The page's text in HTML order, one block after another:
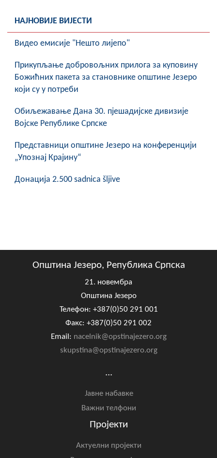
НАЈНОВИЈЕ ВИЈЕСТИ
Видео емисије "Нешто лијепо"
Прикупљање добровољних прилога за куповину
Божићних пакета за становнике општине Језеро
који су у потреби
Обиљежавање Данa 30. пјешадијске дивизије
Војске Републике Српске
Представници општине Језеро на конференцији
„Упознај Крајину“
Донација 2.500 sadnica šljive
Општина Језеро, Република Српска
21. новембра
Општина Језеро
Телефон: +387(0)50 291 001
Факс: +387(0)50 291 002
Email: nacelnik@opstinajezero.org
skupstina@opstinajezero.org
...
Јавне набавке
Важни телфони
Пројекти
Актуелни пројекти